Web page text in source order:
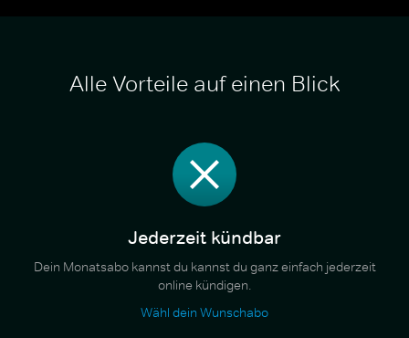
Alle Vorteile auf einen Blick
Jederzeit kündbar
Dein Monatsabo kannst du kannst du ganz einfach jederzeit
online kündigen.
Wähl dein Wunschabo